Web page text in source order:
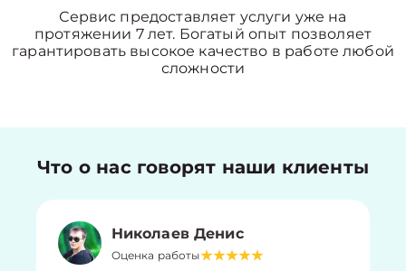
Сервис предоставляет услуги уже на
протяжении 7 лет. Богатый опыт позволяет
гарантировать высокое качество в работе любой
сложности
Что о нас говорят наши клиенты
Николаев Денис
Оценка работы